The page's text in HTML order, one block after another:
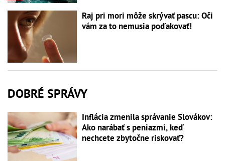
Raj pri mori môže skrývať pascu: Oči
vám za to nemusia poďakovať!
DOBRÉ SPRÁVY
Inflácia zmenila správanie Slovákov:
Ako narábať s peniazmi, keď
nechcete zbytočne riskovať?